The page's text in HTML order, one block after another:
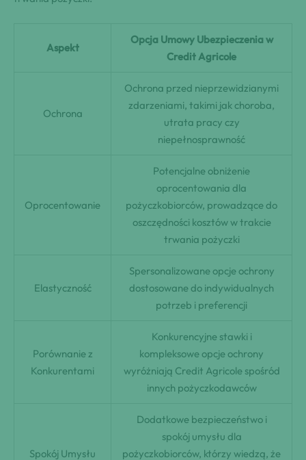
Aspekt
Opcja Umowy Ubezpieczenia w
Credit Agricole
Ochrona
Ochrona przed nieprzewidzianymi
zdarzeniami, takimi jak choroba,
utrata pracy czy
niepełnosprawność
Oprocentowanie
Potencjalne obniżenie
oprocentowania dla
pożyczkobiorców, prowadzące do
oszczędności kosztów w trakcie
trwania pożyczki
Elastyczność
Spersonalizowane opcje ochrony
dostosowane do indywidualnych
potrzeb i preferencji
Porównanie z
Konkurentami
Konkurencyjne stawki i
kompleksowe opcje ochrony
wyróżniają Credit Agricole spośród
innych pożyczkodawców
Spokój Umysłu
Dodatkowe bezpieczeństwo i
spokój umysłu dla
pożyczkobiorców, którzy wiedzą, że